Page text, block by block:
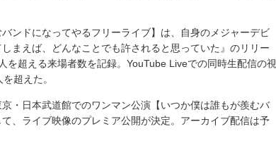
ンドになってやるフリーライブ】は、自身のメジャーデビ
まえば、どんなことでも許されると思っていた』のリリー
を超える来場者数を記録。YouTube Liveでの同時生配信の視
超えた。
・日本武道館でのワンマン公演【いつか僕は誰もが羨むバ
、ライブ映像のプレミア公開が決定。アーカイブ配信は予